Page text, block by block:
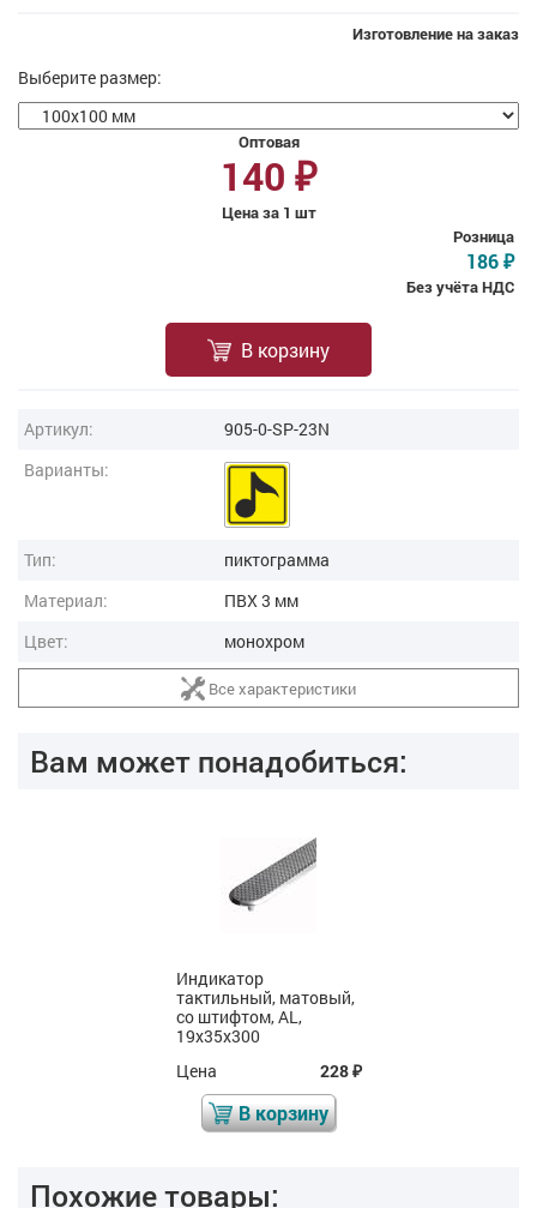
Изготовление на заказ
Выберите размер:
Оптовая
140 ₽
Цена за 1 шт
Розница
186 ₽
Без учёта НДС
В корзину
Артикул:
905-0-SP-23N
Варианты:
Тип:
пиктограмма
Материал:
ПВХ 3 мм
Цвет:
монохром
Все характеристики
Вам может понадобиться:
Индикатор
тактильный, матовый,
со штифтом, AL,
19х35х300
Цена
228₽
В корзину
Похожие товары: